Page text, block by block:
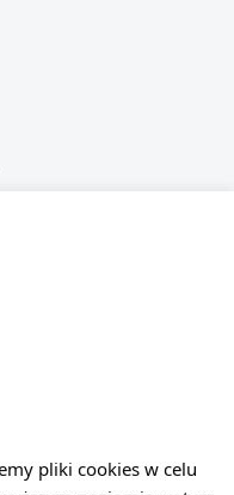
pliki cookies w celu